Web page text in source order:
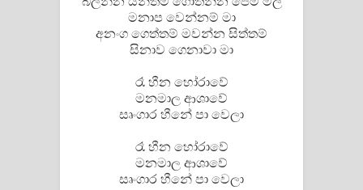
Aramuna Song Lyrics - අරමුණ ගීතයේ
පද පෙළ
Sandata Duka Hithila Song Lyrics -
සඳට දුක හිතිලා ගීතයේ පද පෙළ
Sihina Song Lyrics - සිහින ගීතයේ පද
පෙළ
මනාප වෙන්නම් මා
අනංග ගෙත්තම් මවන්න සිත්තම්
සිනාව ගෙනාවා මා
රෑ හීන හෝරාවේ
මනමාල ආශාවේ
සෘංගාර හීනේ පා වෙලා
රෑ හීන හෝරාවේ
මනමාල ආශාවේ
සෘංගාර හීනේ පා වෙලා